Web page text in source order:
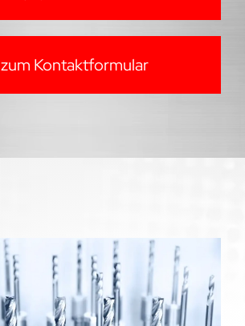
zum Kontaktformular